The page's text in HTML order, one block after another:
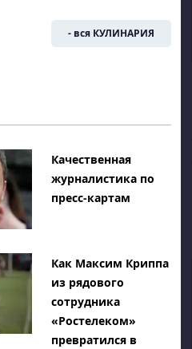
- вся КУЛИНАРИЯ
Качественная
журналистика по
пресс-картам
Как Максим Криппа
из рядового
сотрудника
«Ростелеком»
превратился в